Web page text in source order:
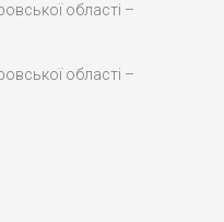
області –
області –